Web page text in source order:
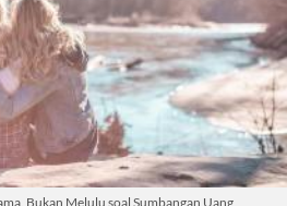
Bukan Melulu soal Sumbangan Uang